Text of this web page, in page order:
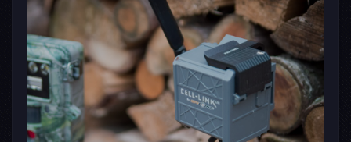
Gummipfleger
Nahlinsen und Zubehör
Nahlinsen
Klebeband
Flexibler, wasserdichter
Mehrzweckkleber
GPS - Die Wildkamera